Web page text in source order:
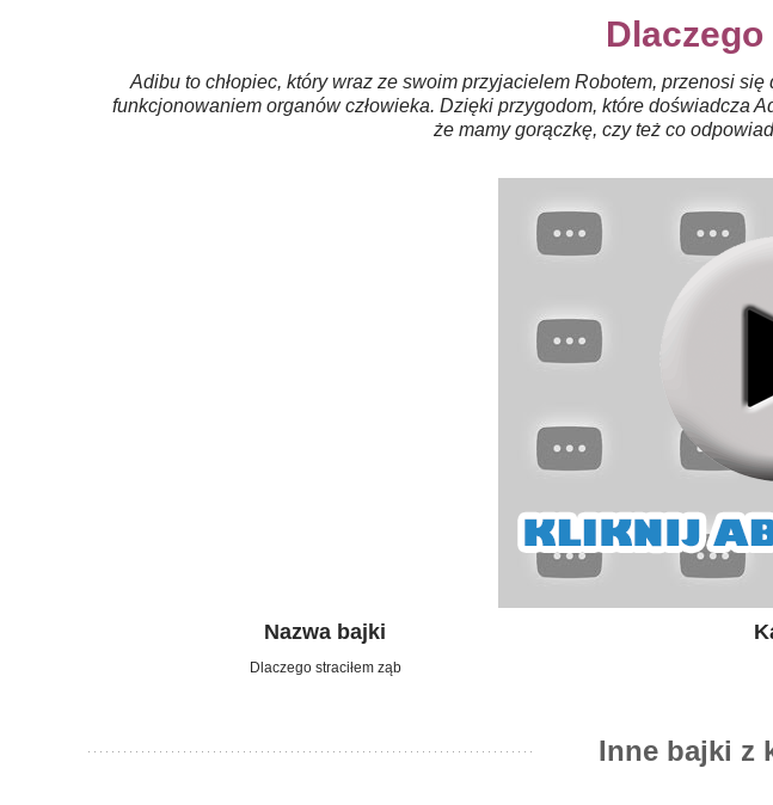
Dlaczego
Adibu to chłopiec, który wraz ze swoim przyjacielem Robotem, przenosi
funkcjonowaniem organów człowieka. Dzięki przygodom, które doświadcza
że mamy gorączkę, czy też co
Nazwa bajki
Dlaczego straciłem ząb
Inne bajki z